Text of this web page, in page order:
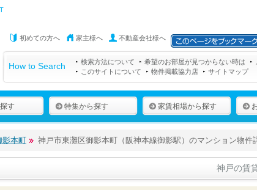
初めての方へ 家主様へ 不動産会社様へ
How to Search 検索方法について 希望のお部屋が見つからない時は
このサイトについて
物件掲載協力店 サイトマップ
す 特集から探す 家賃相場から探す
影本町 神戸市東灘区御影本町（阪神本線御影駅）のマンション物件
神戸の賃